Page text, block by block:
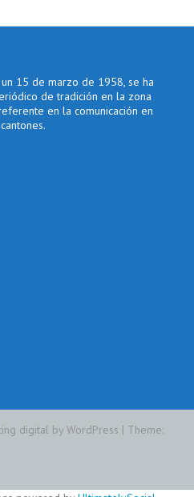
15 de marzo de 1958, se ha
de tradición en la zona
en la comunicación en
digital by WordPress | Theme: